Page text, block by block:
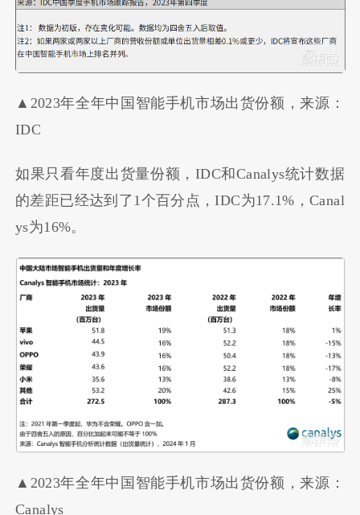
▲2023年全年中国智能手机市场出货份额，来源：
IDC
如果只看年度出货量份额，IDC和Canalys统计数据
的差距已经达到了1个百分点，IDC为17.1%，Canal
ys为16%。
▲2023年全年中国智能手机市场出货份额，来源：
Canalys